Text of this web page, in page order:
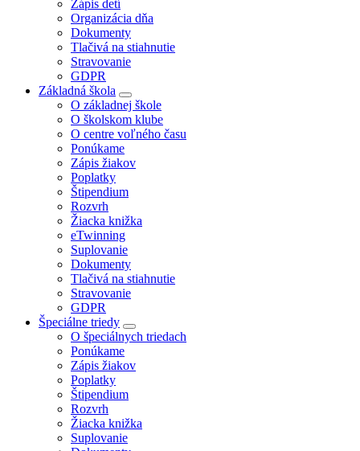
Zápis detí
Organizácia dňa
Dokumenty
Tlačivá na stiahnutie
Stravovanie
GDPR
Základná škola
O základnej škole
O školskom klube
O centre voľného času
Ponúkame
Zápis žiakov
Poplatky
Štipendium
Rozvrh
Žiacka knižka
eTwinning
Suplovanie
Dokumenty
Tlačivá na stiahnutie
Stravovanie
GDPR
Špeciálne triedy
O špeciálnych triedach
Ponúkame
Zápis žiakov
Poplatky
Štipendium
Rozvrh
Žiacka knižka
Suplovanie